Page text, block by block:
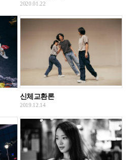
2020.01.22
신체교환론
2019.12.14